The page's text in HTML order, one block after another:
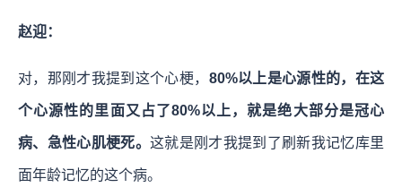
赵迎：
对，那刚才我提到这个心梗， 80%以上是心源性的，在这
个心源性的里面又占了80%以上，就是绝大部分是冠心
病、急性心肌梗死。 这就是刚才我提到了刷新我记忆库里
面年龄记忆的这个病。